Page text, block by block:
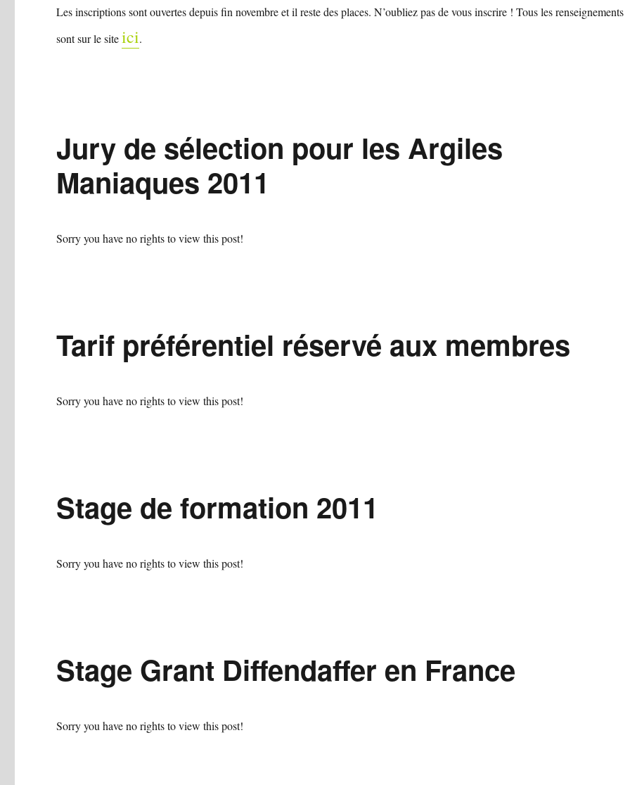
Les inscriptions sont ouvertes depuis fin novembre et il reste des places. N’oubliez pas de vous inscrire ! Tous les renseignements
sont sur le siteici.
Jury de sélection pour les Argiles
Maniaques 2011
Sorry you have no rights to view this post!
Tarif préférentiel réservé aux membres
Sorry you have no rights to view this post!
Stage de formation 2011
Sorry you have no rights to view this post!
Stage Grant Diffendaffer en France
Sorry you have no rights to view this post!